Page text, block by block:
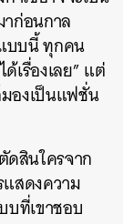
ก่อนกาล
แบบนี้ ทุกคน
เรื่องเลย” แต่
องเป็นแฟชั่น
ดสินใครจาก
สดงความ
บที่เขาชอบ